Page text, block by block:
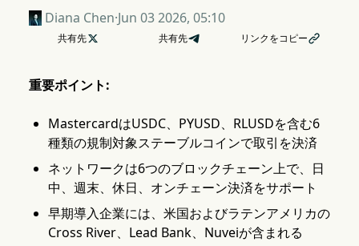
Diana Chen·Jun 03 2026, 05:10
共有先 共有先 リンクをコピー
重要ポイント:
MastercardはUSDC、PYUSD、RLUSDを含む6
種類の規制対象ステーブルコインで取引を決済
ネットワークは6つのブロックチェーン上で、日
中、週末、休日、オンチェーン決済をサポート
早期導入企業には、米国およびラテンアメリカの
Cross River、Lead Bank、Nuveiが含まれる